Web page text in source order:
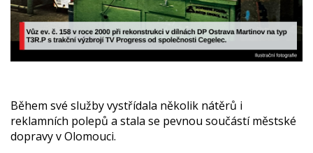
Během své služby vystřídala několik nátěrů i
reklamních polepů a stala se pevnou součástí městské
dopravy v Olomouci.